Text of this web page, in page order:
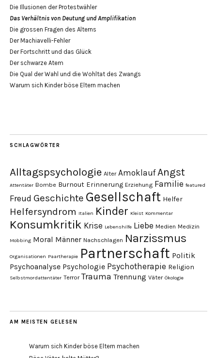
Die Illusionen der Protestwähler
Das Verhältnis von Deutung und Amplifikation
Die grossen Fragen des Alterns
Der Machiavelli-Fehler
Der Fortschritt und das Glück
Der schwarze Atem
Die Qual der Wahl und die Wohltat des Zwangs
Warum sich Kinder böse Eltern machen
SCHLAGWÖRTER
Alltagspsychologie Alter Amoklauf Angst
Attentäter Bombe Burnout Erinnerung Erziehung Familie featured
Freud Geschichte Gesellschaft Helfer
Helfersyndrom Italien Kinder Kleist Kommentar
Konsumkritik Krise Lebenshilfe Liebe Medien Medizin
Mobbing Moral Männer Nachschlagen Narzissmus
Organisationen Paartherapie Partnerschaft Politik
Psychoanalyse Psychologie Psychotherapie Religion
Selbstmordattentäter Terror Trauma Trennung Väter Ökologie
AM MEISTEN GELESEN
Warum sich Kinder böse Eltern machen